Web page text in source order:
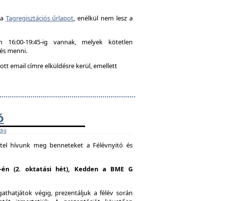
Tagregisztációs űrlapot, enélkül nem lesz a
19:45-ig vannak, melyek kötetlen
menni.
email címre elküldésre kerül, emellett
hívunk meg benneteket a Félévnyitó és
én (2. oktatási hét), Kedden a BME G
végig, prezentáljuk a félév során